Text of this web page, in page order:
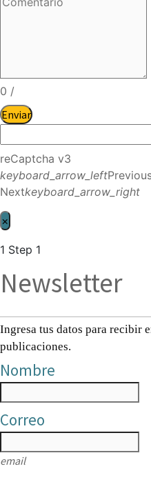
0 /
Enviar
reCaptcha v3
keyboard_arrow_left
Nextkeyboard_arrow_right
×
1 Step 1
Newsletter
Ingresa tus datos para recibir
publicaciones.
Nombre
Correo
email